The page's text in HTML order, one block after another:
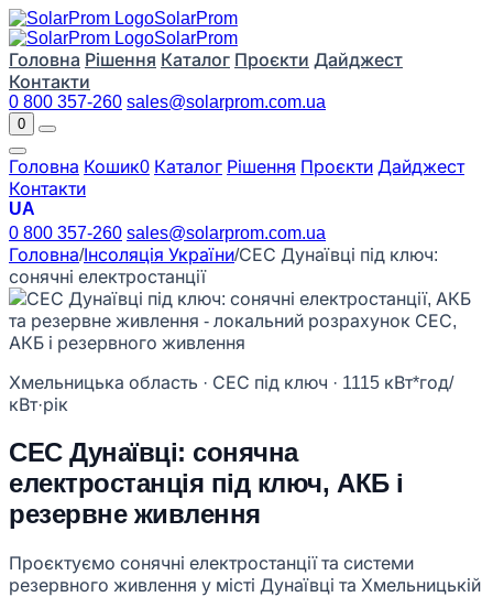
SolarProm
SolarProm
Головна Рішення Каталог Проєкти Дайджест
Контакти
0 800 357-260 sales@solarprom.com.ua
0
Головна Кошик0 Каталог Рішення Проєкти Дайджест
Контакти
UA
0 800 357-260 sales@solarprom.com.ua
Головна/Інсоляція України/СЕС Дунаївці під ключ:
сонячні електростанції
Хмельницька область · СЕС під ключ · 1115 кВт*год/
кВт·рік
СЕС Дунаївці: сонячна
електростанція під ключ, АКБ і
резервне живлення
Проєктуємо сонячні електростанції та системи
резервного живлення у місті Дунаївці та Хмельницькій